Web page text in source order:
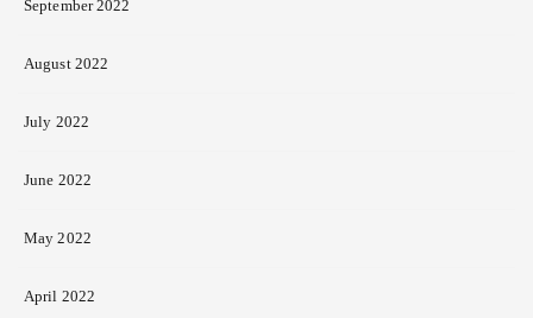
September 2022
August 2022
July 2022
June 2022
May 2022
April 2022